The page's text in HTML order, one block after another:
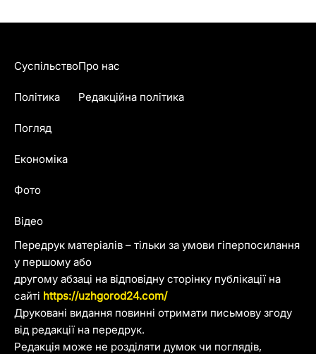
Передрук матеріалів – тільки за умови гіперпосилання
у першому або
другому абзаці на відповідну сторінку публікації на
сайті https://uzhgorod24.com/
Друковані видання повинні отримати письмову згоду
від редакції на передрук.
Редакція може не розділяти думок чи поглядів,
Суспільство
Політика
Погляд
Економіка
Фото
Відео
Про нас
Редакційна політика